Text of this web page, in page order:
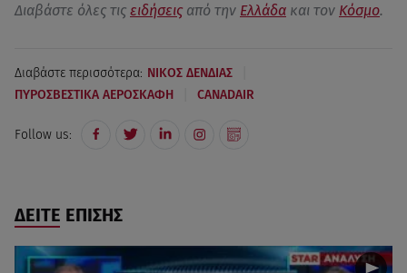
Διαβάστε όλες τις ειδήσεις από την Ελλάδα και τον Κόσμο.
Διαβάστε περισσότερα: ΝΙΚΟΣ ΔΕΝΔΙΑΣ
ΠΥΡΟΣΒΕΣΤΙΚΑ ΑΕΡΟΣΚΑΦΗ CANADAIR
Follow us:
ΔΕΙΤΕ ΕΠΙΣΗΣ